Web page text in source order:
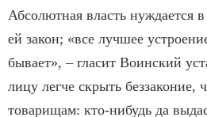
Абсолютная власть нуждается
ей закон; «все лучшее
бывает», – гласит Воинский
лицу легче скрыть беззаконие,
товарищам: кто-нибудь да